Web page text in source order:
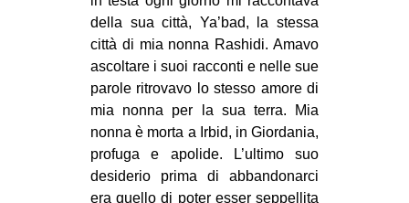
della sua città, Ya’bad, la stessa
città di mia nonna Rashidi. Amavo
ascoltare i suoi racconti e nelle sue
parole ritrovavo lo stesso amore di
mia nonna per la sua terra. Mia
nonna è morta a Irbid, in Giordania,
profuga e apolide. L’ultimo suo
desiderio prima di abbandonarci
era quello di poter esser seppellita